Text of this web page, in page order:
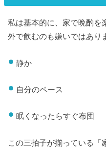
私は基本的に、家で晩酌を
外で飲むのも嫌いではあり
静か
自分のペース
眠くなったらすぐ布団
この三拍子が揃っている「